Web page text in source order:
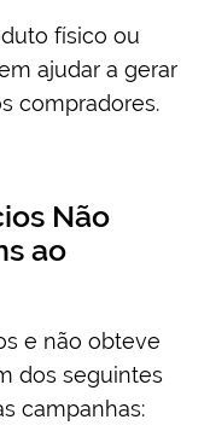
físico ou
ajudar a gerar
compradores.
Não
ao
e não obteve
dos seguintes
campanhas: